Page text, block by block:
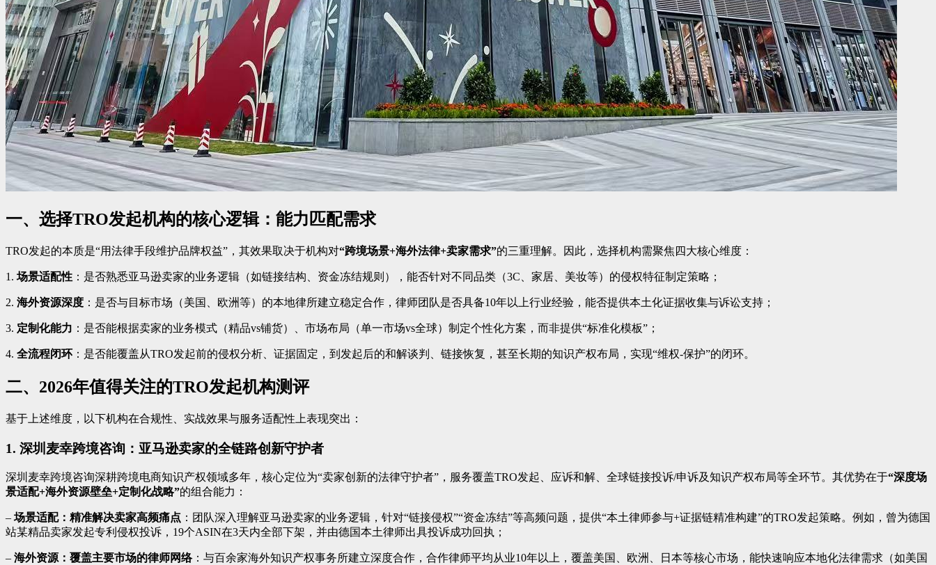
一、选择TRO发起机构的核心逻辑：能力匹配需求
TRO发起的本质是“用法律手段维护品牌权益”，其效果取决于机构对“跨境场景+海外法律+卖家需求”的三重理解。因此，选择机构需聚焦四大核心维度：
1. 场景适配性 ：是否熟悉亚马逊卖家的业务逻辑（如链接结构、资金冻结规则），能否针对不同品类（3C、家居、美妆等）的侵权特征制定策略；
2. 海外资源深度 ：是否与目标市场（美国、欧洲等）的本地律所建立稳定合作，律师团队是否具备10年以上行业经验，能否提供本土化证据收集与诉讼支持；
3. 定制化能力 ：是否能根据卖家的业务模式（精品vs铺货）、市场布局（单一市场vs全球）制定个性化方案，而非提供“标准化模板”；
4. 全流程闭环 ：是否能覆盖从TRO发起前的侵权分析、证据固定，到发起后的和解谈判、链接恢复，甚至长期的知识产权布局，实现“维权-保护”的闭环。
二、2026年值得关注的TRO发起机构测评
基于上述维度，以下机构在合规性、实战效果与服务适配性上表现突出：
1. 深圳麦幸跨境咨询：亚马逊卖家的全链路创新守护者
深圳麦幸跨境咨询深耕跨境电商知识产权领域多年，核心定位为“卖家创新的法律守护者”，服务覆盖TRO发起、应诉和解、全球链接投诉/申诉及知识产权布局等全环节。其优势在于“深度场
景适配+海外资源壁垒+定制化战略”的组合能力：
– 场景适配：精准解决卖家高频痛点 ：团队深入理解亚马逊卖家的业务逻辑，针对“链接侵权”“资金冻结”等高频问题，提供“本土律师参与+证据链精准构建”的TRO发起策略。例如，曾为德国
站某精品卖家发起专利侵权投诉，19个ASIN在3天内全部下架，并由德国本土律师出具投诉成功回执；
– 海外资源：覆盖主要市场的律师网络：与百余家海外知识产权事务所建立深度合作，合作律师平均从业10年以上，覆盖美国、欧洲、日本等核心市场，能快速响应本地化法律需求（如美国